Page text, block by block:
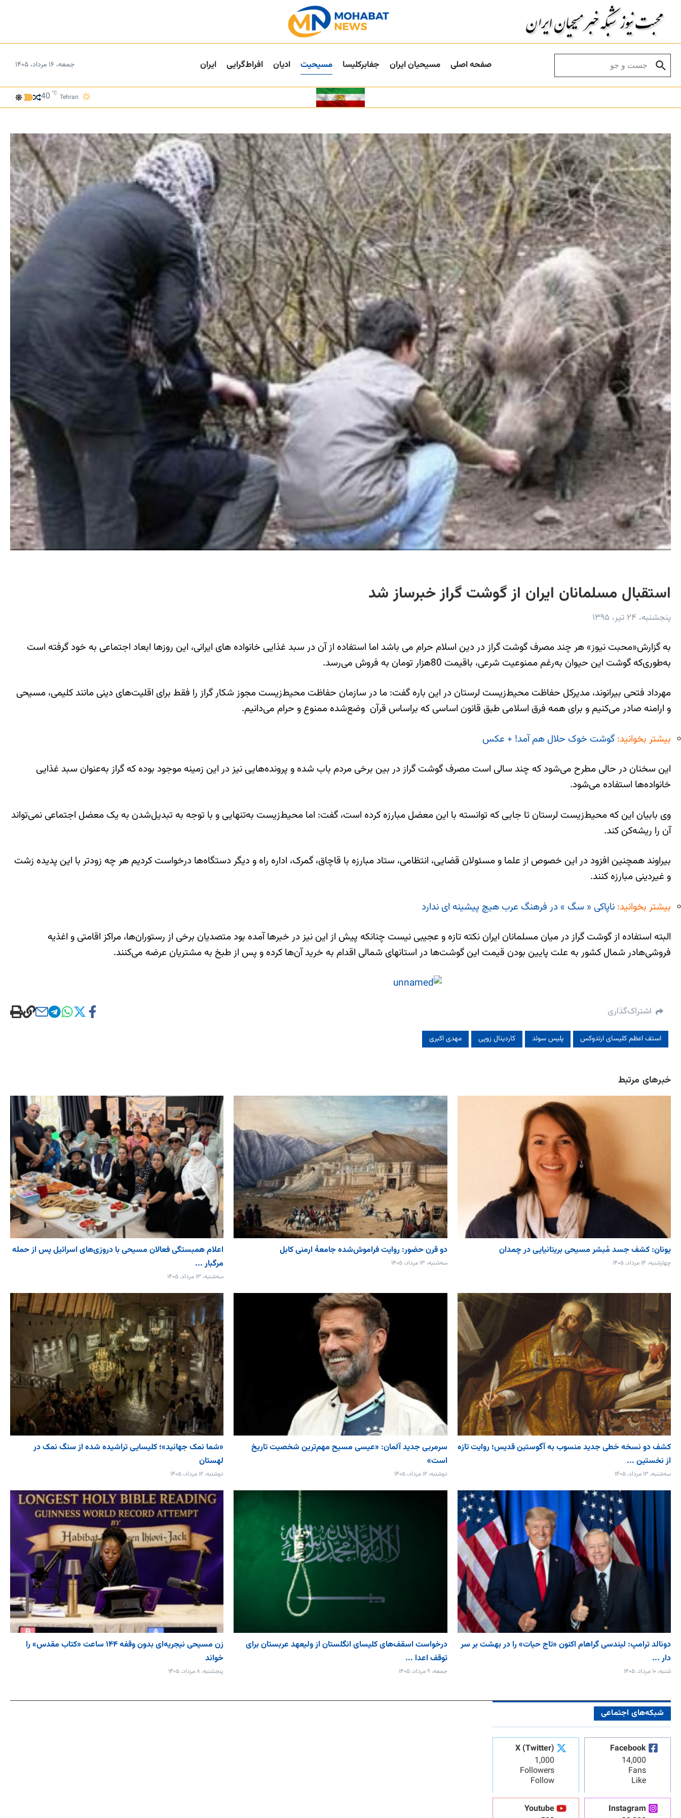
صفحه اصلی مسیحیان ایران جفا‌بر‌کلیسا مسیحیت ادیان افراط‌گرایی ایران جمعه، ۱۶ مرداد، ۱۴۰۵
Tehran
40 °C
استقبال مسلمانان ایران از گوشت گراز خبرساز شد
پنجشنبه، ۲۴ تیر، ۱۳۹۵
به گزارش«محبت نیوز» هر چند مصرف گوشت گراز در دین اسلام حرام می باشد اما استفاده از آن در سبد غذایی خانواده های ایرانی، این روزها ابعاد اجتماعی به خود گرفته است
به‌طوری‌که گوشت این حیوان به‌رغم ممنوعیت شرعی، باقیمت 80هزار تومان به فروش می‌رسد.
مهرداد فتحی بیرانوند، مدیرکل حفاظت محیط‌زیست لرستان در این باره گفت: ما در سازمان حفاظت محیط‌زیست مجوز شکار گراز را فقط برای اقلیت‌های دینی مانند کلیمی، مسیحی
و ارامنه صادر می‌کنیم و برای همه فرق اسلامی طبق قانون اساسی که براساس قرآن وضع‌شده ممنوع و حرام می‌دانیم.
بیشتر بخوانید: گوشت خوک حلال هم آمد! + عکس
این سخنان در حالی مطرح می‌شود که چند سالی است مصرف گوشت گراز در بین برخی مردم باب شده و پرونده‌هایی نیز در این زمینه موجود بوده که گراز به‌عنوان سبد غذایی
خانواده‌ها استفاده می‌شود.
وی بابیان این که محیط‌زیست لرستان تا جایی که توانسته با این معضل مبارزه کرده است، گفت: اما محیط‌زیست به‌تنهایی و با توجه به تبدیل‌شدن به یک معضل اجتماعی نمی‌تواند
آن را ریشه‌کن کند.
بیراوند همچنین افزود در این خصوص از علما و مسئولان قضایی، انتظامی، ستاد مبارزه با قاچاق، گمرک، اداره راه و دیگر دستگاه‌ها درخواست کردیم هر چه زودتر با این پدیده زشت
و غیردینی مبارزه کنند.
بیشتر بخوانید: ناپاکی « سگ » در فرهنگ عرب هیچ پیشینه ای ندارد
البته استفاده از گوشت گراز در میان مسلمانان ایران نکته تازه و عجیبی نیست چنانکه پیش از این نیز در خبرها آمده بود متصدیان برخی از رستوران‌ها، مراکز اقامتی و اغذیه
فروشی‌هادر شمال کشور به علت پایین بودن قیمت این گوشت‌ها در استانهای شمالی اقدام به خرید آن‌ها کرده و پس از طبخ به مشتریان عرضه می‌کنند.
اشتراک‌گذاری
استف اعظم کلیسای ارتدوکس پلیس سوئد کاردینال زوپی مهدی اکبری
خبرهای مرتبط
یونان: کشف جسد مُبشر مسیحی بریتانیایی در چمدان
چهارشنبه، ۱۴ مرداد، ۱۴۰۵
دو قرن حضور: روایت فراموش‌شده جامعۀ ارمنی کابل
سه‌شنبه، ۱۳ مرداد، ۱۴۰۵
اعلام همبستگی فعالان مسیحی با دروزی‌های اسرائیل پس از حمله
مرگبار ...
سه‌شنبه، ۱۳ مرداد، ۱۴۰۵
کشف دو نسخه خطی جدید منسوب به آگوستین قدیس؛ روایت تازه
از نخستین ...
سه‌شنبه، ۱۳ مرداد، ۱۴۰۵
سرمربی جدید آلمان: «عیسی مسیح مهم‌ترین شخصیت تاریخ
است»
دوشنبه، ۱۲ مرداد، ۱۴۰۵
«شما نمک جهانید»؛ کلیسایی تراشیده شده از سنگ نمک در
لهستان
دوشنبه، ۱۲ مرداد، ۱۴۰۵
دونالد ترامپ: لیندسی گراهام اکنون «تاج حیات» را در بهشت بر سر
دار ...
شنبه، ۱۰ مرداد، ۱۴۰۵
درخواست اسقف‌های کلیسای انگلستان از ولیعهد عربستان برای
توقف اعدا ...
جمعه، ۹ مرداد، ۱۴۰۵
زن مسیحی نیجریه‌ای بدون وقفه ۱۴۴ ساعت «کتاب مقدس» را
خواند
پنجشنبه، ۸ مرداد، ۱۴۰۵
شبکه‌های اجتماعی
Facebook
14,000
Fans
Like
X (Twitter)
1,000
Followers
Follow
Instagram
Youtube